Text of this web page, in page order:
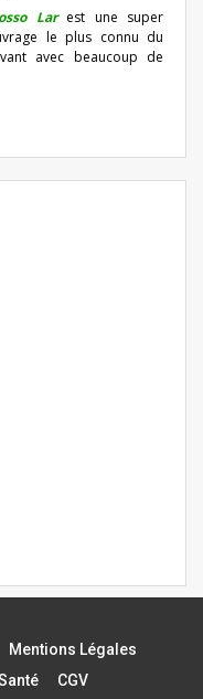
Lar est une super
le plus connu du
avec beaucoup de
Mentions Légales
CGV